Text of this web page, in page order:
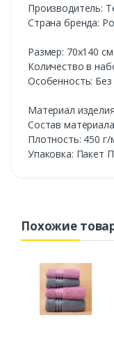
Производитель:
Страна бренда:
Размер: 70х140 см
Количество в
Особенность:
Материал
Состав
Плотность: 450 г/
Упаковка: Пакет
Похожие